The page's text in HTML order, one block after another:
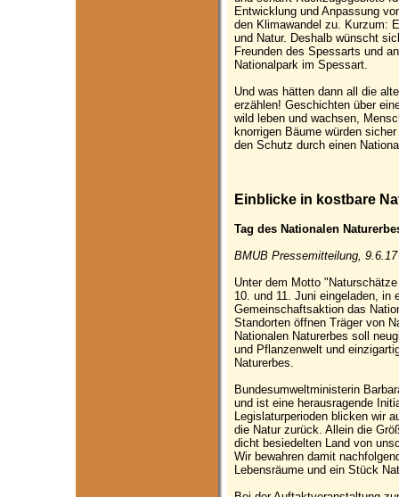
Entwicklung und Anpassung
den Klimawandel zu. Kurzum:
und Natur. Deshalb wünscht
Freunden des Spessarts und
Nationalpark im Spessart.
Und was hätten dann all die
erzählen! Geschichten über
wild leben und wachsen,
knorrigen Bäume würden
den Schutz durch einen
Einblicke in kostbare
Tag des Nationalen
BMUB Pressemitteilung, 9.6.17
Unter dem Motto
10. und 11. Juni eingeladen, in
Gemeinschaftsaktion das
Standorten öffnen Träger von
Nationalen Naturerbes soll
und Pflanzenwelt und
Naturerbes.
Bundesumweltministerin
und ist eine herausragende
Legislaturperioden blicken wir
die Natur zurück. Allein die
dicht besiedelten Land von
Wir bewahren damit
Lebensräume und ein Stück